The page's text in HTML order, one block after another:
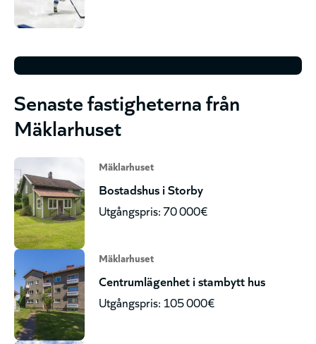
Senaste fastigheterna från
Mäklarhuset
Mäklarhuset
Bostadshus i Storby
Utgångspris: 70 000€
Mäklarhuset
Centrumlägenhet i stambytt hus
Utgångspris: 105 000€